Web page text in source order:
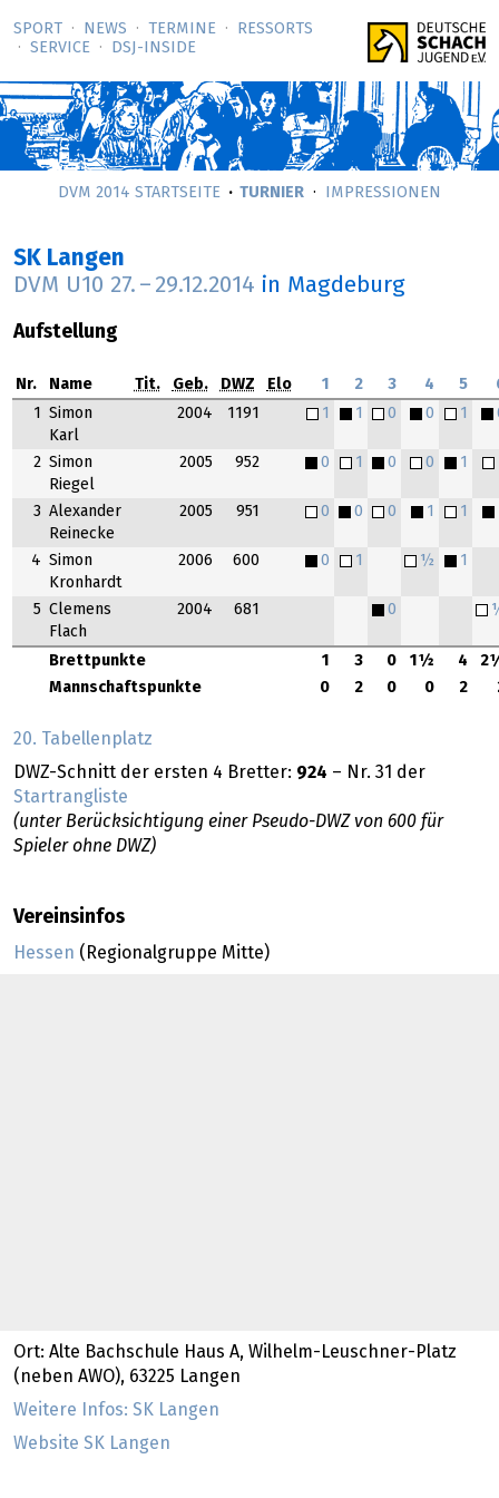
SPORT NEWS TERMINE
RESSORTS
SERVICE
DSJ-­INSIDE
DVM 2014 STARTSEITE TURNIER IMPRESSIONEN
SK Langen
DVM U10 27. – 29.12.2014 in Magdeburg
Aufstellung
Nr. Name Tit. Geb. DWZ Elo 1 2 3 4 5
Brettpunkte 1 3 0 1½ 4
Mannschaftspunkte
0 2 0 0 2
1
Simon
Karl
2004 1191 1 1 0 0 1
2 Simon
Riegel
2005 952 0 1 0 0 1
3 Alexander
Reinecke
2005 951 0 0 0 1 1
4 Simon
Kronhardt
2006 600 0 1 ½ 1
5 Clemens
Flach
2004 681 0
20. Tabellenplatz
DWZ-Schnitt der ersten 4 Bretter: 924 – Nr. 31 der
Startrangliste
(unter Berücksichtigung einer Pseudo-DWZ von 600 für
Spieler ohne DWZ)
Vereinsinfos
Hessen (Regionalgruppe Mitte)
Ort: Alte Bachschule Haus A, Wilhelm-Leuschner-Platz
(neben AWO), 63225 Langen
Weitere Infos: SK Langen
Website SK Langen